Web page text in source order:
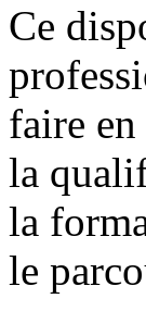
Ce
faire
la
la
le